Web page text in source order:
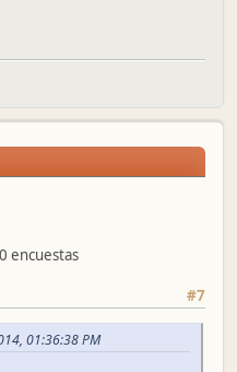
#7
01:36:38 PM